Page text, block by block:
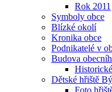
Rok 2011
Symboly obce
Blízké okolí
Kronika obce
Podnikatelé v
Budova
Dětské hřiště
Foto